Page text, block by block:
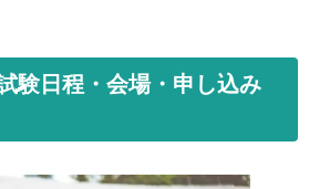
験日程・会場・申し込み